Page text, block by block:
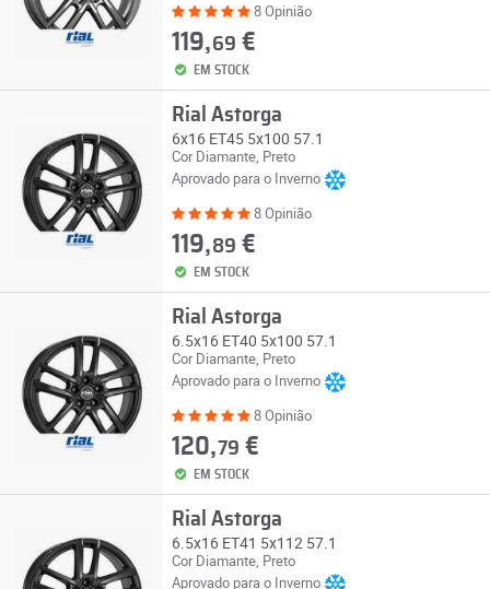
8 Opinião
119,69 €
EM STOCK
Rial Astorga
6x16 ET45 5x100 57.1
Cor Diamante, Preto
Aprovado para o Inverno
8 Opinião
119,89 €
EM STOCK
Rial Astorga
6.5x16 ET40 5x100 57.1
Cor Diamante, Preto
Aprovado para o Inverno
8 Opinião
120,79 €
EM STOCK
Rial Astorga
6.5x16 ET41 5x112 57.1
Cor Diamante, Preto
Aprovado para o Inverno